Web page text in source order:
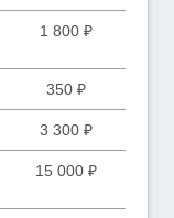
1 800 ₽
350 ₽
3 300 ₽
15 000 ₽